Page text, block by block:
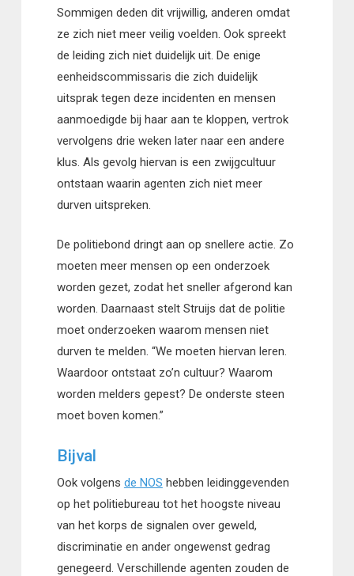
Sommigen deden dit vrijwillig, anderen omdat
ze zich niet meer veilig voelden. Ook spreekt
de leiding zich niet duidelijk uit. De enige
eenheidscommissaris die zich duidelijk
uitsprak tegen deze incidenten en mensen
aanmoedigde bij haar aan te kloppen, vertrok
vervolgens drie weken later naar een andere
klus. Als gevolg hiervan is een zwijgcultuur
ontstaan waarin agenten zich niet meer
durven uitspreken.
De politiebond dringt aan op snellere actie. Zo
moeten meer mensen op een onderzoek
worden gezet, zodat het sneller afgerond kan
worden. Daarnaast stelt Struijs dat de politie
moet onderzoeken waarom mensen niet
durven te melden. “We moeten hiervan leren.
Waardoor ontstaat zo’n cultuur? Waarom
worden melders gepest? De onderste steen
moet boven komen.”
Bijval
Ook volgens de NOS hebben leidinggevenden
op het politiebureau tot het hoogste niveau
van het korps de signalen over geweld,
discriminatie en ander ongewenst gedrag
genegeerd. Verschillende agenten zouden de